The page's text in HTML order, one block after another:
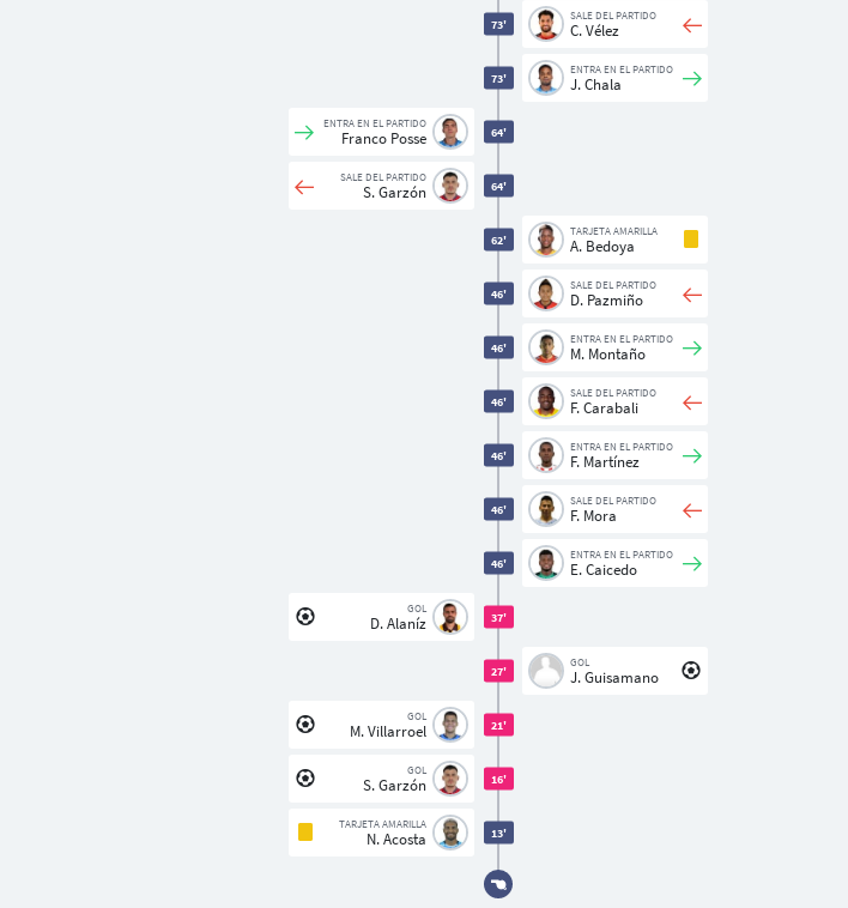
13'
TARJETA AMARILLA
N. Acosta
16'
GOL
S. Garzón
21'
GOL
M. Villarroel
27'
GOL
J. Guisamano
37'
GOL
D. Alaníz
46'
ENTRA EN EL PARTIDO
E. Caicedo
46'
SALE DEL PARTIDO
F. Mora
46'
ENTRA EN EL PARTIDO
F. Martínez
46'
SALE DEL PARTIDO
F. Carabali
46'
ENTRA EN EL PARTIDO
M. Montaño
46'
SALE DEL PARTIDO
D. Pazmiño
62'
TARJETA AMARILLA
A. Bedoya
64'
SALE DEL PARTIDO
S. Garzón
64'
ENTRA EN EL PARTIDO
Franco Posse
73'
ENTRA EN EL PARTIDO
J. Chala
73'
SALE DEL PARTIDO
C. Vélez